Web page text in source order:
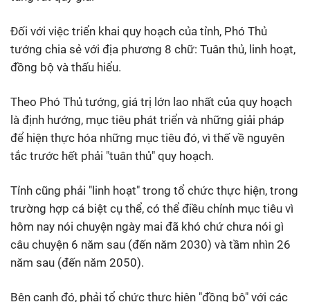
Đối với việc triển khai quy hoạch của tỉnh, Phó Thủ
tướng chia sẻ với địa phương 8 chữ: Tuân thủ, linh hoạt,
đồng bộ và thấu hiểu.
Theo Phó Thủ tướng, giá trị lớn lao nhất của quy hoạch
là định hướng, mục tiêu phát triển và những giải pháp
để hiện thực hóa những mục tiêu đó, vì thế về nguyên
tắc trước hết phải "tuân thủ" quy hoạch.
Tỉnh cũng phải "linh hoạt" trong tổ chức thực hiện, trong
trường hợp cá biệt cụ thể, có thể điều chỉnh mục tiêu vì
hôm nay nói chuyện ngày mai đã khó chứ chưa nói gì
câu chuyện 6 năm sau (đến năm 2030) và tầm nhìn 26
năm sau (đến năm 2050).
Bên cạnh đó, phải tổ chức thực hiện "đồng bộ" với các